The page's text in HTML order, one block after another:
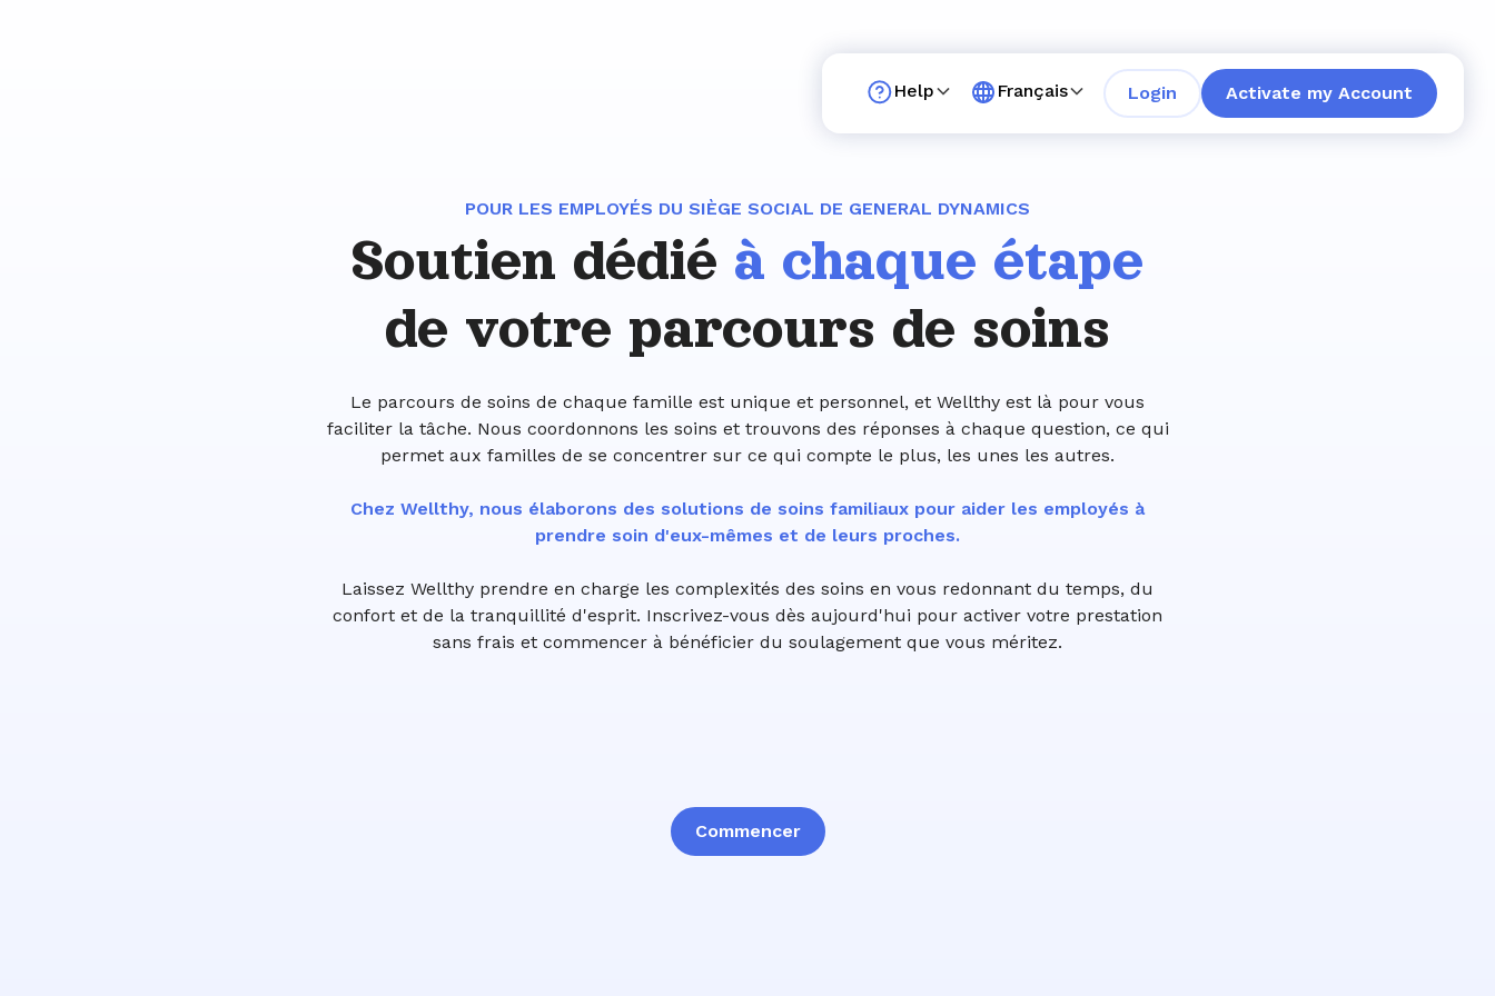
Help Français Login Activate my Account
POUR LES EMPLOYÉS DU SIÈGE SOCIAL DE GENERAL DYNAMICS
Soutien dédié à chaque étape
de votre parcours de soins
Le parcours de soins de chaque famille est unique et personnel, et Wellthy est là pour vous
faciliter la tâche. Nous coordonnons les soins et trouvons des réponses à chaque question, ce qui
permet aux familles de se concentrer sur ce qui compte le plus, les unes les autres.
Chez Wellthy, nous élaborons des solutions de soins familiaux pour aider les employés à
prendre soin d'eux-mêmes et de leurs proches.
Laissez Wellthy prendre en charge les complexités des soins en vous redonnant du temps, du
confort et de la tranquillité d'esprit. Inscrivez-vous dès aujourd'hui pour activer votre prestation
sans frais et commencer à bénéficier du soulagement que vous méritez.
Commencer